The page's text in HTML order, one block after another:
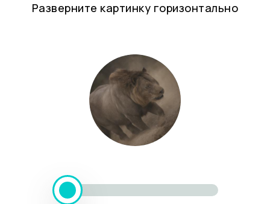
Разверните картинку горизонтально